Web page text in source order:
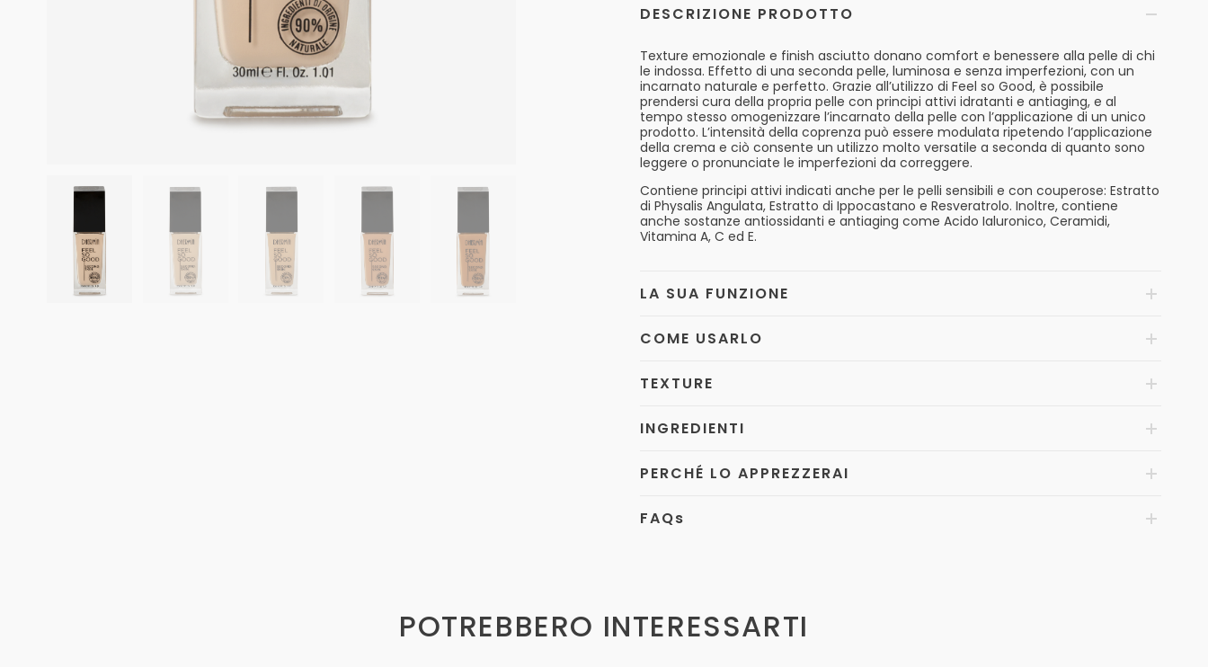
DESCRIZIONE PRODOTTO
Texture emozionale e finish asciutto donano comfort e benessere alla pelle di chi
le indossa. Effetto di una seconda pelle, luminosa e senza imperfezioni, con un
incarnato naturale e perfetto. Grazie all’utilizzo di Feel so Good, è possibile
prendersi cura della propria pelle con principi attivi idratanti e antiaging, e al
tempo stesso omogenizzare l’incarnato della pelle con l’applicazione di un unico
prodotto. L’intensità della coprenza può essere modulata ripetendo l’applicazione
della crema e ciò consente un utilizzo molto versatile a seconda di quanto sono
leggere o pronunciate le imperfezioni da correggere.
Contiene principi attivi indicati anche per le pelli sensibili e con couperose: Estratto
di Physalis Angulata, Estratto di Ippocastano e Resveratrolo. Inoltre, contiene
anche sostanze antiossidanti e antiaging come Acido Ialuronico, Ceramidi,
Vitamina A, C ed E.
LA SUA FUNZIONE
COME USARLO
TEXTURE
INGREDIENTI
PERCHÉ LO APPREZZERAI
FAQs
POTREBBERO INTERESSARTI